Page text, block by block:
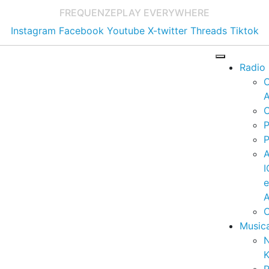
FREQUENZEPLAY EVERYWHERE
Instagram Facebook Youtube X-twitter Threads Tiktok
Radio
e